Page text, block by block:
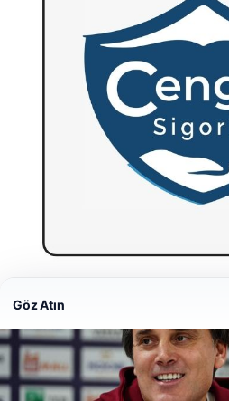
Hastaş Beton
Göz Atın